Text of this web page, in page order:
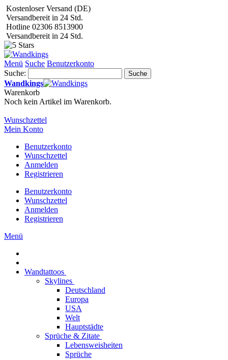
Kostenloser Versand (DE)
Versandbereit in 24 Std.
Hotline 02306 8513900
Versandbereit in 24 Std.
Menü Suche Benutzerkonto
Suche:
Suche
Wandkings
Warenkorb
Noch kein Artikel im Warenkorb.
Wunschzettel
Mein Konto
Benutzerkonto
Wunschzettel
Anmelden
Registrieren
Benutzerkonto
Wunschzettel
Anmelden
Registrieren
Menü
Wandtattoos
Skylines
Deutschland
Europa
USA
Welt
Hauptstädte
Sprüche & Zitate
Lebensweisheiten
Sprüche